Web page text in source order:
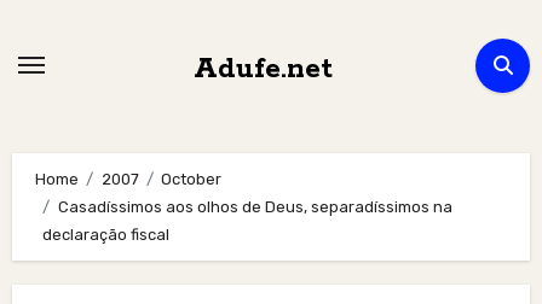
Adufe.net
Home 2007
October
Casadíssimos aos olhos de Deus, separadíssimos na
declaração fiscal